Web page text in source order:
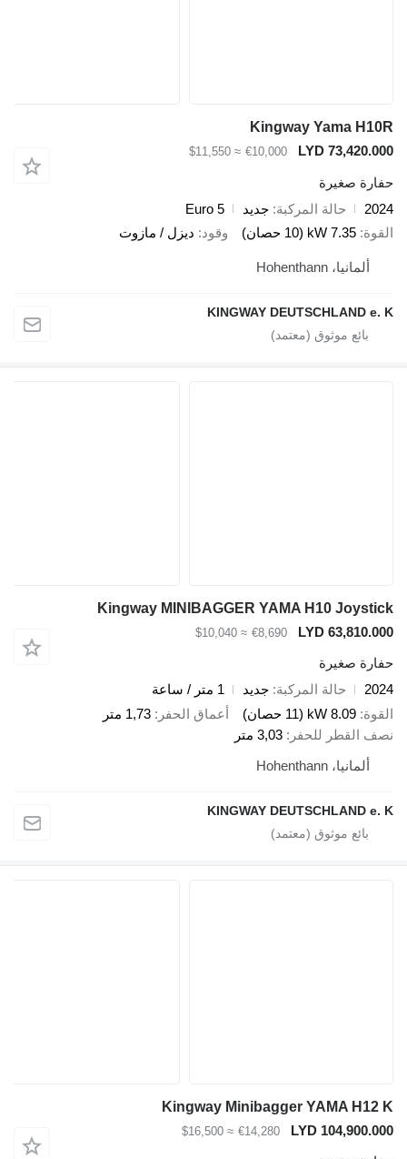
Kingway Yama
LYD
€10,000
≈ $11,550
حالة المركبة جديد
Euro 5
7.35 kW (10 حصان)
وقود ديزل / مازوت
KINGWAY
Kingway MINIBAGGER YAMA H10
LYD
€8,690
حالة المركبة جديد
1 متر / ساعة
8.09 kW (11 حصان)
أعماق الحفر 1,73 متر
للحفر 3,03 متر
KINGWAY
Kingway Minibagger YAMA
LYD
€14,280
≈ $16,500